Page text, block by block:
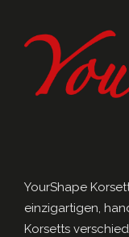
YourShape
einzigartigen,
Korsetts